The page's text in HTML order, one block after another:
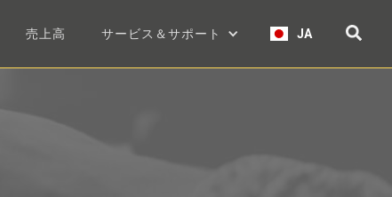
売上高 サービス＆サポート JA